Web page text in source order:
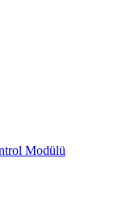
Modülü